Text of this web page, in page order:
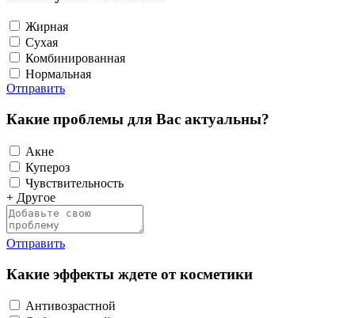
Жирная
Сухая
Комбинированная
Нормальная
Отправить
Какие проблемы для Вас актуальны?
Акне
Купероз
Чувствительность
+ Другое
Отправить
Какие эффекты ждете от косметики
Антивозрастной